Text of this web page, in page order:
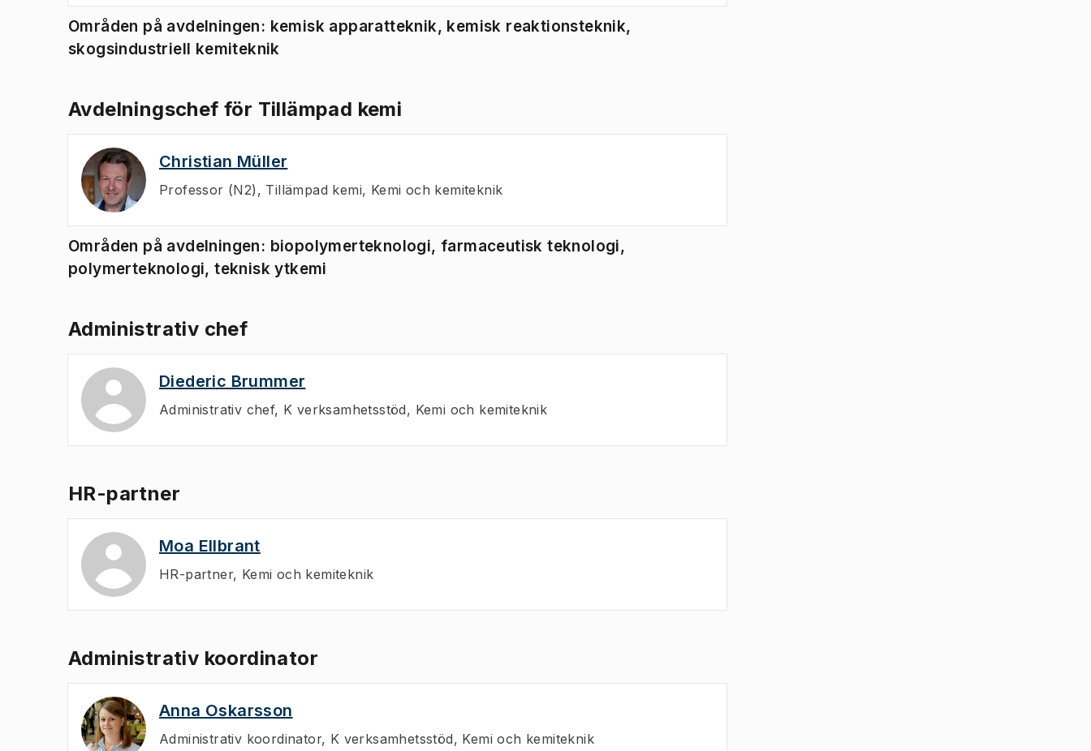
Områden på avdelningen: kemisk apparatteknik, kemisk reaktionsteknik,
skogsindustriell kemiteknik
Avdelningschef för Tillämpad kemi ​
Christian Müller
Professor (N2) , Tillämpad kemi, Kemi och kemiteknik
Områden på avdelningen: biopolymerteknologi, farmaceutisk teknologi​,
polymerteknologi, teknisk ytkemi
Administrativ chef
Diederic Brummer
Administrativ chef, K verksamhetsstöd, Kemi och kemiteknik
HR-partner
Moa Ellbrant
HR-partner, Kemi och kemiteknik
Administrativ koordinator
Anna Oskarsson
Administrativ koordinator, K verksamhetsstöd, Kemi och kemiteknik